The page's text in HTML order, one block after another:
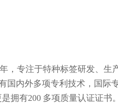
年，专注于特种标签研发、生
国内外多项专利技术，国际
拥有200 多项质量认证证书